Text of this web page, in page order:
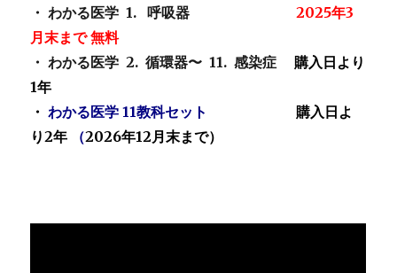
・ わかる医学 1. 呼吸器2025年3
月末まで 無料
・ わかる医学 2. 循環器〜 11. 感染症購入日より
1年
・ わかる医学 11教科セット購入日よ
り2年 （2026年12月末まで）